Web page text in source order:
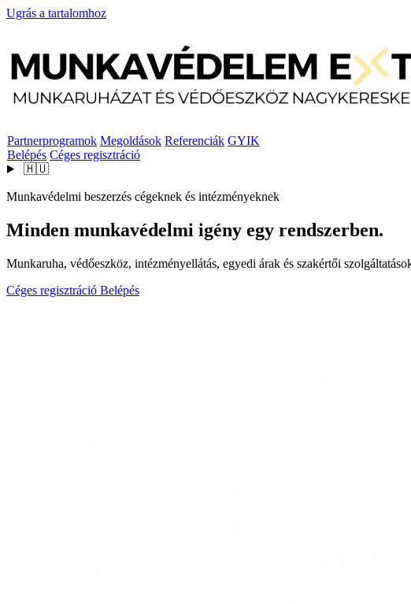
Ugrás a tartalomhoz
Partnerprogramok Megoldások Referenciák GYIK
Belépés Céges regisztráció
🇭🇺
Munkavédelmi beszerzés cégeknek és intézményeknek
Minden munkavédelmi igény egy rendszerben.
Munkaruha, védőeszköz, intézményellátás, egyedi árak és szakértői
Céges regisztráció Belépés